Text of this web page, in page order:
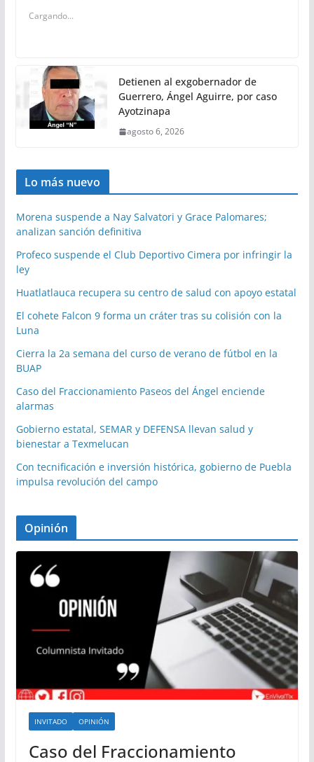
Cargando...
Detienen al exgobernador de
Guerrero, Ángel Aguirre, por caso
Ayotzinapa
agosto 6, 2026
Lo más nuevo
Morena suspende a Nay Salvatori y Grace Palomares;
analizan sanción definitiva
Profeco suspende el Club Deportivo Cimera por infringir la
ley
Huatlatlauca recupera su centro de salud con apoyo estatal
El cohete Falcon 9 forma un cráter tras su colisión con la
Luna
Cierra la 2a semana del curso de verano de fútbol en la
BUAP
Caso del Fraccionamiento Paseos del Ángel enciende
alarmas
Gobierno estatal, SEMAR y DEFENSA llevan salud y
bienestar a Texmelucan
Con tecnificación e inversión histórica, gobierno de Puebla
impulsa revolución del campo
Opinión
INVITADO OPINIÓN
Caso del Fraccionamiento